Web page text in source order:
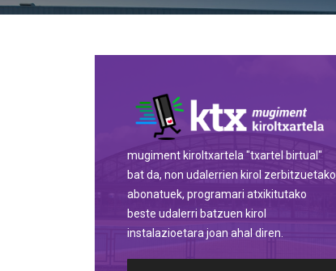
mugiment kiroltxartela "txartel birtual"
bat da, non udalerrien kirol zerbitzuetako
abonatuek, programari atxikitutako
beste udalerri batzuen kirol
instalazioetara joan ahal diren.